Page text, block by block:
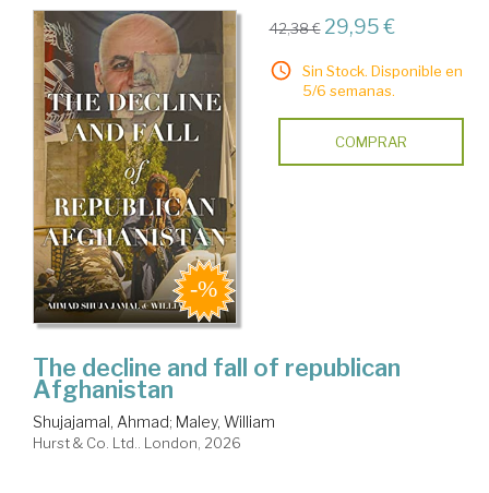
42,38 € 29,95 €
Sin Stock. Disponible en
5/6 semanas.
COMPRAR
The decline and fall of republican
Afghanistan
Shujajamal, Ahmad; Maley, William
Hurst & Co. Ltd.. London, 2026